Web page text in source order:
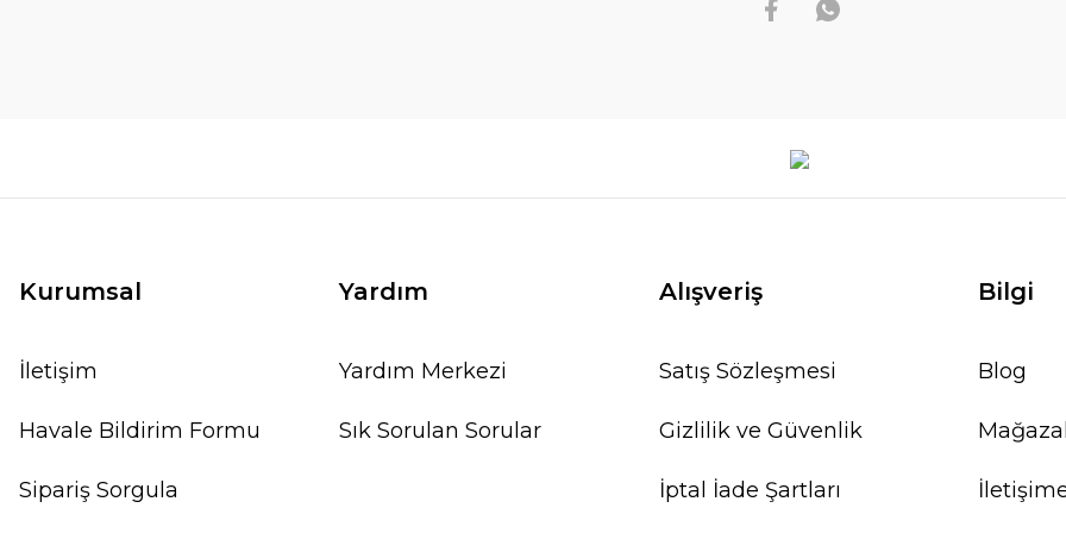
Kurumsal
İletişim
Havale Bildirim Formu
Sipariş Sorgula
Yardım
Yardım Merkezi
Sık Sorulan Sorular
Alışveriş
Satış Sözleşmesi
Gizlilik ve Güvenlik
İptal İade Şartları
Bilgi
Blog